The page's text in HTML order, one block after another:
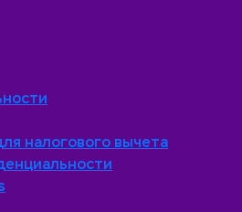
налогового вычета